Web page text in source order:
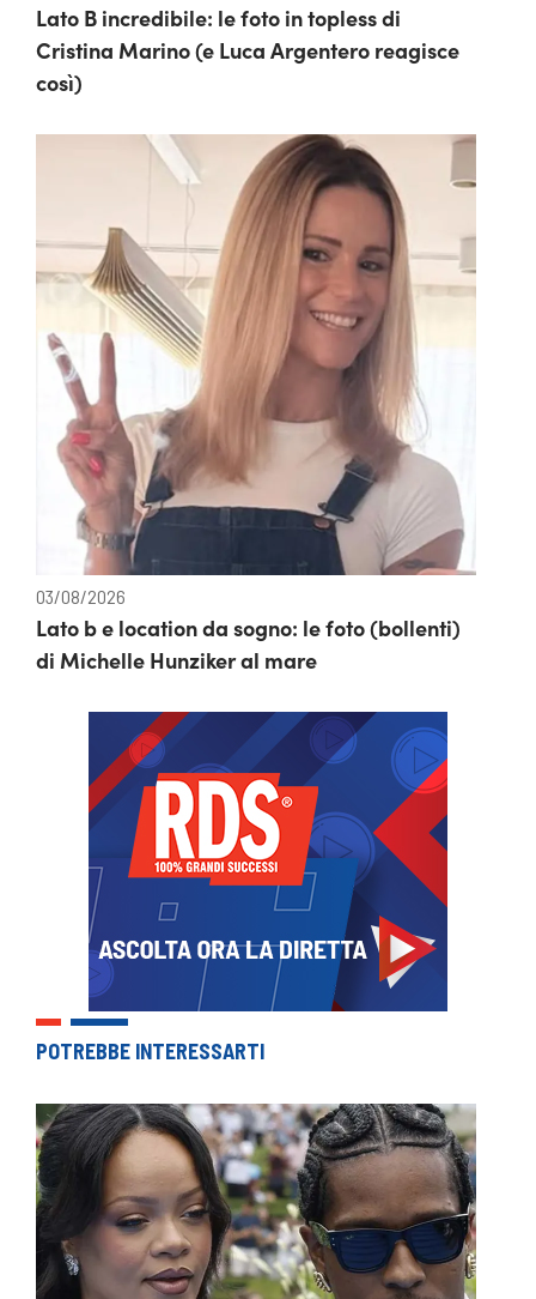
Lato B incredibile: le foto in topless di
Cristina Marino (e Luca Argentero reagisce
così)
03/08/2026
Lato b e location da sogno: le foto (bollenti)
di Michelle Hunziker al mare
POTREBBE INTERESSARTI